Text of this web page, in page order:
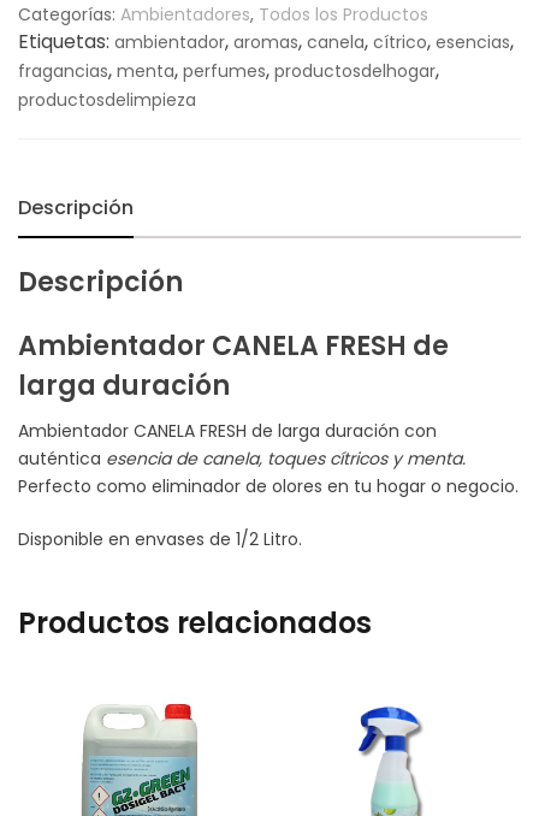
Categorías: Ambientadores, Todos los Productos
Etiquetas: ambientador, aromas, canela, cítrico, esencias,
fragancias, menta, perfumes, productosdelhogar,
productosdelimpieza
Descripción
Descripción
Ambientador CANELA FRESH de
larga duración
Ambientador CANELA FRESH de larga duración con
auténtica esencia de canela, toques cítricos y menta.
Perfecto como eliminador de olores en tu hogar o negocio.
Disponible en envases de 1/2 Litro.
Productos relacionados